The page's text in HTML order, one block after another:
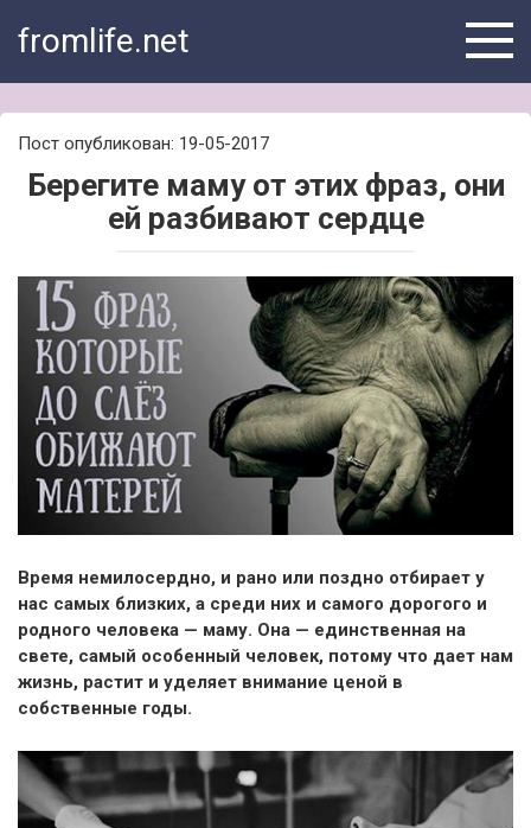
fromlife.net
Пост опубликован: 19-05-2017
Берегите маму от этих фраз, они
ей разбивают сердце
Время немилосердно, и рано или поздно отбирает у
нас самых близких, а среди них и самого дорогого и
родного человека — маму. Она — единственная на
свете, самый особенный человек, потому что дает нам
жизнь, растит и уделяет внимание ценой в
собственные годы.